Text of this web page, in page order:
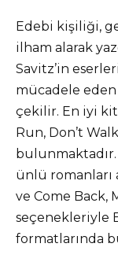
Edebi kişiliği,
ilham alarak
Savitz’in
mücadele
çekilir. En iyi
Run, Don’t
bulunmaktadır.
ünlü romanları
ve Come Back,
seçenekleriyle
formatlarında